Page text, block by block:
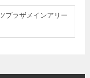
プラザメインアリー